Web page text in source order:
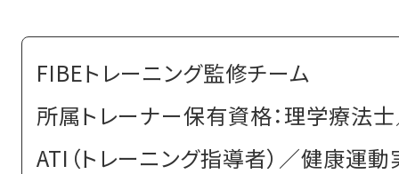
FIBEトレーニング監修チーム
所属トレーナー保有資格：理学療法
ATI（トレーニング指導者）／健康運